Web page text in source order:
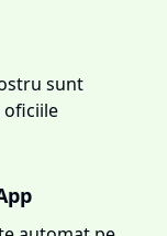
sunt
oficiile